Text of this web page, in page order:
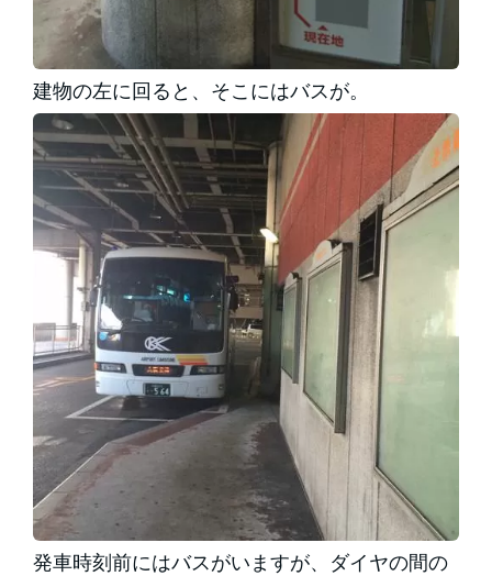
建物の左に回ると、そこにはバスが。
発車時刻前にはバスがいますが、ダイヤの間の